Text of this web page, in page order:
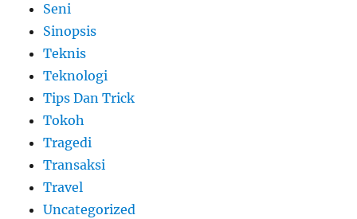
Seni
Sinopsis
Teknis
Teknologi
Tips Dan Trick
Tokoh
Tragedi
Transaksi
Travel
Uncategorized